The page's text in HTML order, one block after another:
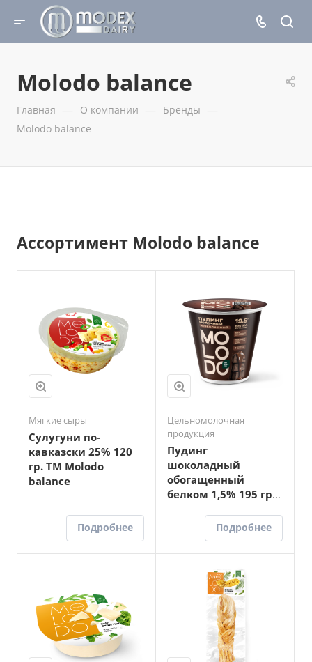
Molodo balance
Главная — О компании — Бренды —
Molodo balance
Ассортимент Molodo balance
Мягкие сыры
Сулугуни по-
кавказски 25% 120
гр. ТМ Molodo
balance
Подробнее
Цельномолочная
продукция
Пудинг
шоколадный
обогащенный
белком 1,5% 195 гр
Подробнее